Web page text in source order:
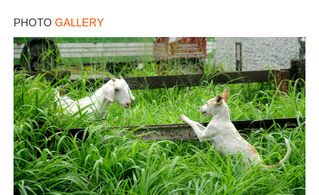
PHOTO GALLERY